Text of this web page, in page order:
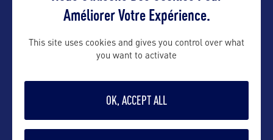
stefanie@saphir-consulting.fr
Contact pro
vanessa@saphir-consulting.fr
Améliorer Votre Expérience.
This site uses cookies and gives you control over what
you want to activate
OK, ACCEPT ALL